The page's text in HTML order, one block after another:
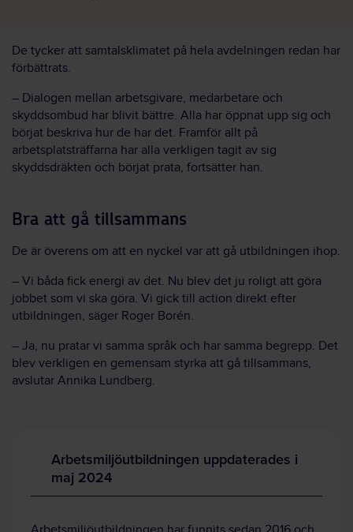
De tycker att samtalsklimatet på hela avdelningen redan har
förbättrats.
– Dialogen mellan arbetsgivare, medarbetare och
skyddsombud har blivit bättre. Alla har öppnat upp sig och
börjat beskriva hur de har det. Framför allt på
arbetsplatsträffarna har alla verkligen tagit av sig
skyddsdräkten och börjat prata, fortsätter han.
Bra att gå tillsammans
De är överens om att en nyckel var att gå utbildningen ihop.
– Vi båda fick energi av det. Nu blev det ju roligt att göra
jobbet som vi ska göra. Vi gick till action direkt efter
utbildningen, säger Roger Borén.
– Ja, nu pratar vi samma språk och har samma begrepp. Det
blev verkligen en gemensam styrka att gå tillsammans,
avslutar Annika Lundberg.
Arbetsmiljöutbildningen uppdaterades i
maj 2024